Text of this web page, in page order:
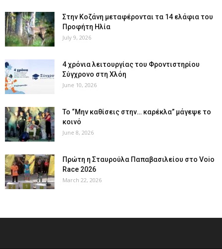
Στην Κοζάνη μεταφέρονται τα 14 ελάφια του
Προφήτη Ηλία
July 9, 2026
4 χρόνια λειτουργίας του Φροντιστηρίου
Σύγχρονο στη Χλόη
June 10, 2026
Το “Μην καθίσεις στην… καρέκλα” μάγεψε το
κοινό
June 8, 2026
Πρώτη η Σταυρούλα Παπαβασιλείου στο Voio
Race 2026
March 22, 2026